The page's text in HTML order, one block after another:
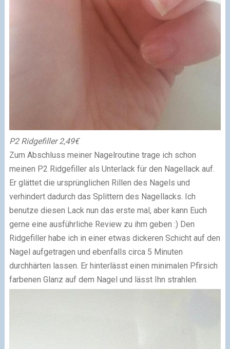
P2 Ridgefiller 2,49€
Zum Abschluss meiner Nagelroutine trage ich schon
meinen P2 Ridgefiller als Unterlack für den Nagellack auf.
Er glättet die ursprünglichen Rillen des Nagels und
verhindert dadurch das Splittern des Nagellacks. Ich
benutze diesen Lack nun das erste mal, aber kann Euch
gerne eine ausführliche Review zu ihm geben :) Den
Ridgefiller habe ich in einer etwas dickeren Schicht auf den
Nagel aufgetragen und ebenfalls circa 5 Minuten
durchhärten lassen. Er hinterlässt einen minimalen Pfirsich
farbenen Glanz auf dem Nagel und lässt Ihn strahlen.